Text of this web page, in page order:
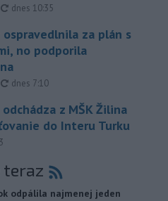
aktualizované
dnes 10:35
ospravedlnila za plán s
no podporila
aktualizované
dnes 7:10
z MŠK Žilina
do Interu Turku
teraz
odpálila najmenej jeden